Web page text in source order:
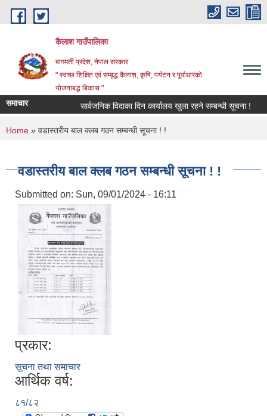
Skip to main content
कैलाश गाउँपालिका
बागमती प्रदेश, नेपाल सरकार
" स्वच्छ शिक्षित एवं सम्बृद्ध कैलाश, कृषि, पर्यटन र पूर्वाधारको
योजनाबद्ध बिकास "
समाचार सार्वजनिक विदाका दिन कार्यालय खुला रहने सम्बन्धी सूचना !
You are here
Home » वडास्तरीय बाल क्लब गठन सम्बन्धी सूचना ! !
वडास्तरीय बाल क्लब गठन सम्बन्धी सूचना ! !
Submitted on: Sun, 09/01/2024 - 16:11
प्रकार:
सूचना तथा समाचार
आर्थिक वर्ष:
८१/८२